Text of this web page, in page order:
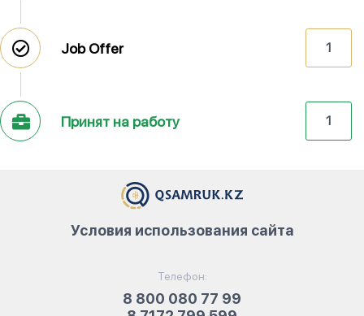
Job Offer 1
Принят на работу 1
Телефон:
8 800 080 77 99
Условия использования сайта